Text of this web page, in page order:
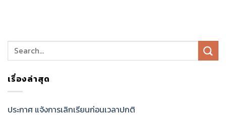
เรื่องล่าสุด
ประกาศ แจ้งการเลิกเรียนก่อนเวลาปกติ